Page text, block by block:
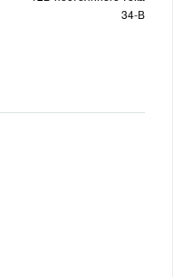
34-В